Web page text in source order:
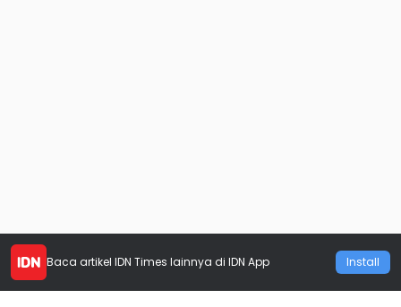
Baca artikel IDN Times lainnya di IDN App Install